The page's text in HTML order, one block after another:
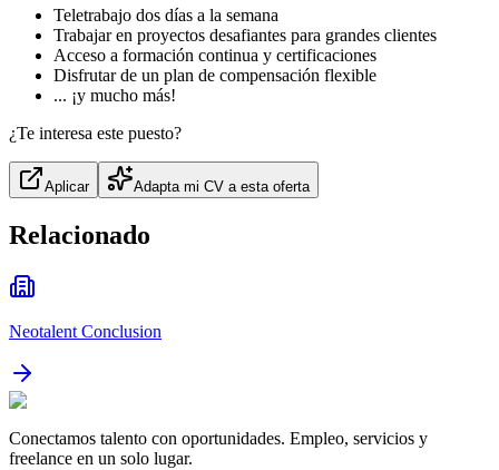
Teletrabajo dos días a la semana
Trabajar en proyectos desafiantes para grandes clientes
Acceso a formación continua y certificaciones
Disfrutar de un plan de compensación flexible
... ¡y mucho más!
¿Te interesa este puesto?
Aplicar Adapta mi CV a esta oferta
Relacionado
Neotalent Conclusion
Conectamos talento con oportunidades. Empleo, servicios y
freelance en un solo lugar.